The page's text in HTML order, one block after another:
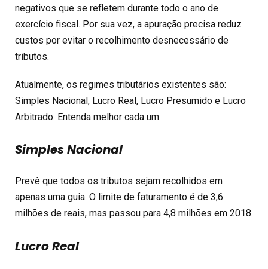
negativos que se refletem durante todo o ano de
exercício fiscal. Por sua vez, a apuração precisa reduz
custos por evitar o recolhimento desnecessário de
tributos.
Atualmente, os regimes tributários existentes são:
Simples Nacional, Lucro Real, Lucro Presumido e Lucro
Arbitrado. Entenda melhor cada um:
Simples Nacional
Prevê que todos os tributos sejam recolhidos em
apenas uma guia. O limite de faturamento é de 3,6
milhões de reais, mas passou para 4,8 milhões em 2018.
Lucro Real